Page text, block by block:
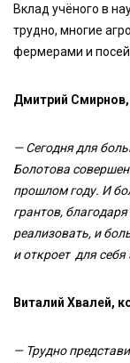
Вклад учёного в
трудно, многие
фермерами и посей
Дмитрий Смирнов,
— Сегодня для
Болотова
прошлом году. И
грантов,
реализовать, и
и откроет для
Виталий Хвалей,
— Трудно